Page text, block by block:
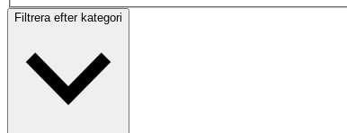
Filtrera efter kategori